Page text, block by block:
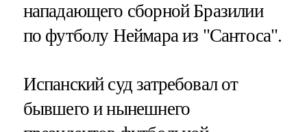
нападающего сборной Бразилии
по футболу Неймара из "Сантоса".
Испанский суд затребовал от
бывшего и нынешнего